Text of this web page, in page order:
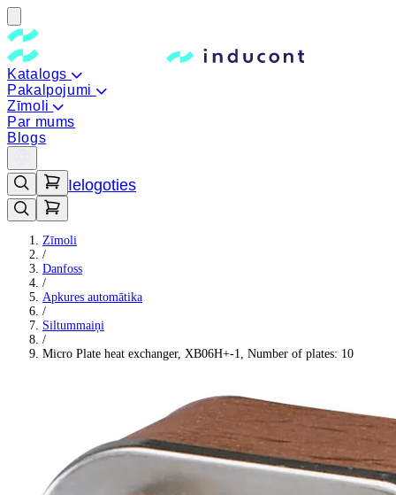
Katalogs
Pakalpojumi
Zīmoli
Par mums
Blogs
Ielogoties
Zīmoli
/
Danfoss
/
Apkures automātika
/
Siltummaiņi
/
Micro Plate heat exchanger, XB06H+-1, Number of plates: 10